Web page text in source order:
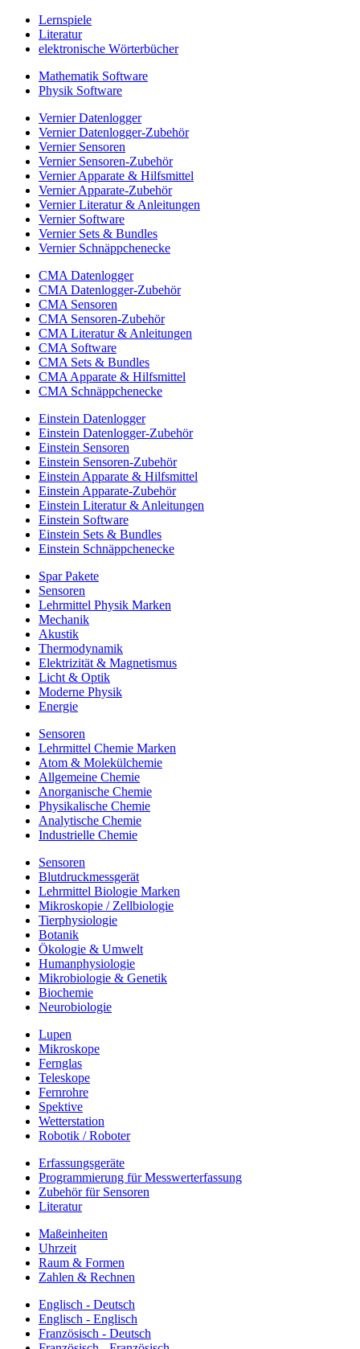
Lernspiele
Literatur
elektronische Wörterbücher
Mathematik Software
Physik Software
Vernier Datenlogger
Vernier Datenlogger-Zubehör
Vernier Sensoren
Vernier Sensoren-Zubehör
Vernier Apparate & Hilfsmittel
Vernier Apparate-Zubehör
Vernier Literatur & Anleitungen
Vernier Software
Vernier Sets & Bundles
Vernier Schnäppchenecke
CMA Datenlogger
CMA Datenlogger-Zubehör
CMA Sensoren
CMA Sensoren-Zubehör
CMA Literatur & Anleitungen
CMA Software
CMA Sets & Bundles
CMA Apparate & Hilfsmittel
CMA Schnäppchenecke
Einstein Datenlogger
Einstein Datenlogger-Zubehör
Einstein Sensoren
Einstein Sensoren-Zubehör
Einstein Apparate & Hilfsmittel
Einstein Apparate-Zubehör
Einstein Literatur & Anleitungen
Einstein Software
Einstein Sets & Bundles
Einstein Schnäppchenecke
Spar Pakete
Sensoren
Lehrmittel Physik Marken
Mechanik
Akustik
Thermodynamik
Elektrizität & Magnetismus
Licht & Optik
Moderne Physik
Energie
Sensoren
Lehrmittel Chemie Marken
Atom & Molekülchemie
Allgemeine Chemie
Anorganische Chemie
Physikalische Chemie
Analytische Chemie
Industrielle Chemie
Sensoren
Blutdruckmessgerät
Lehrmittel Biologie Marken
Mikroskopie / Zellbiologie
Tierphysiologie
Botanik
Ökologie & Umwelt
Humanphysiologie
Mikrobiologie & Genetik
Biochemie
Neurobiologie
Lupen
Mikroskope
Fernglas
Teleskope
Fernrohre
Spektive
Wetterstation
Robotik / Roboter
Erfassungsgeräte
Programmierung für Messwerterfassung
Zubehör für Sensoren
Literatur
Maßeinheiten
Uhrzeit
Raum & Formen
Zahlen & Rechnen
Englisch - Deutsch
Englisch - Englisch
Französisch - Deutsch